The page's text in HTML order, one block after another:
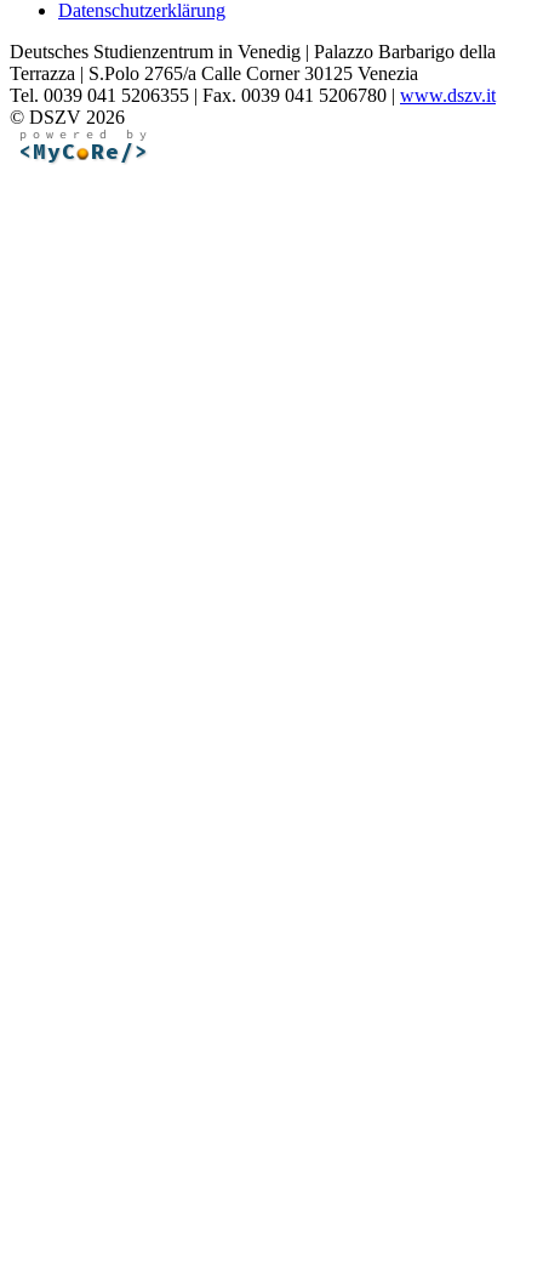
Datenschutzerklärung
Deutsches Studienzentrum in Venedig | Palazzo Barbarigo della
Terrazza | S.Polo 2765/a Calle Corner 30125 Venezia
Tel. 0039 041 5206355 | Fax. 0039 041 5206780 | www.dszv.it
© DSZV 2026